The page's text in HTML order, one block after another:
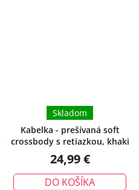
Kabelka - prešívaná soft
crossbody s retiazkou, khaki
Skladom
24,99 €
DO KOŠÍKA